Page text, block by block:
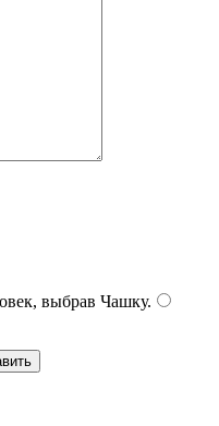
выбрав Чашку.